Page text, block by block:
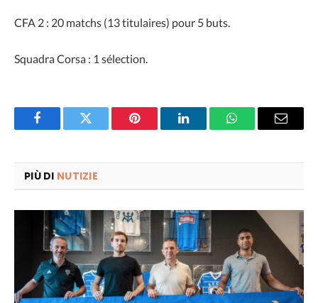
CFA 2 : 20 matchs (13 titulaires) pour 5 buts.
Squadra Corsa : 1 sélection.
FacebookTwitter Pinterest LinkedInWhatsAppEmail
PIÙ DI NUTIZIE